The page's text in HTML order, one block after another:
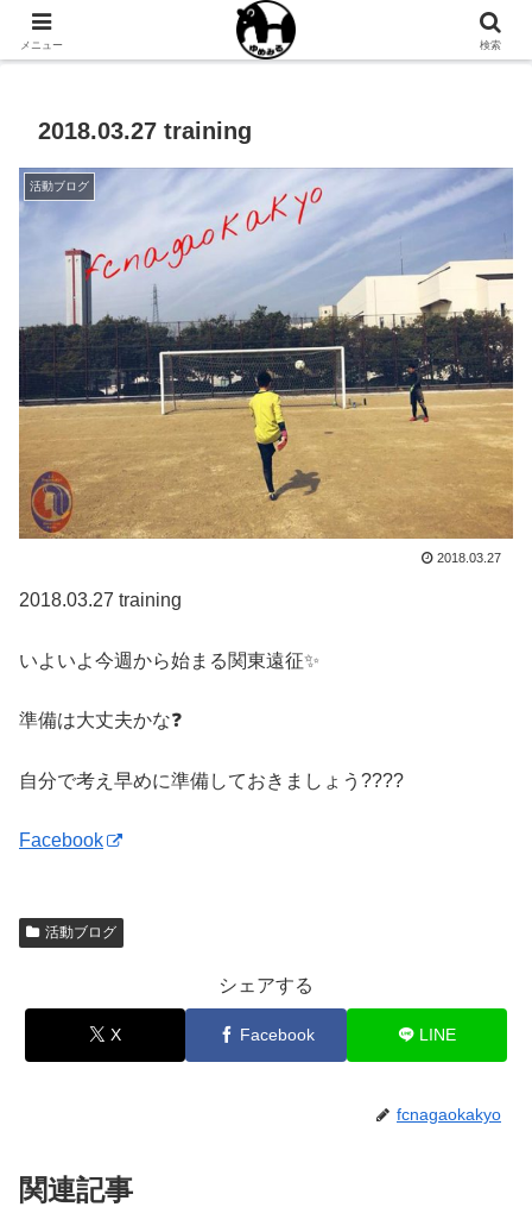
NPO法人ゆめみるオフィシャルサイト
2018.03.27 training
活動ブログ
2018.03.27
2018.03.27 training
いよいよ今週から始まる関東遠征✨
準備は大丈夫かな❓
自分で考え早めに準備しておきましょう????
Facebook
活動ブログ
シェアする
X Facebook LINE
fcnagaokakyo
関連記事
メニュー 検索